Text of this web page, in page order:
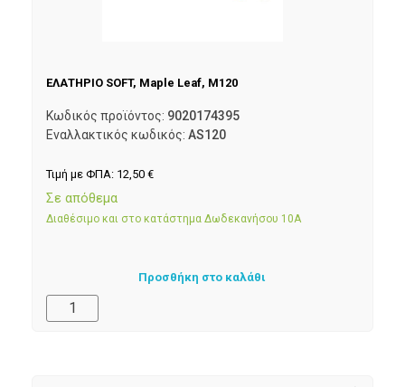
ΕΛΑΤΗΡΙΟ SOFT, Maple Leaf, M120
Κωδικός προϊόντος: 9020174395
Εναλλακτικός κωδικός: AS120
Τιμή με ΦΠΑ: 12,50 €
Σε απόθεμα
Διαθέσιμο και στο κατάστημα Δωδεκανήσου 10Α
Προσθήκη στο καλάθι